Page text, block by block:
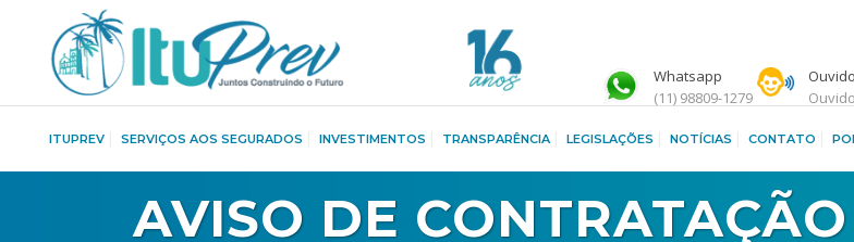
Whatsapp
(11) 98809-1279
ITUPREV SERVIÇOS AOS SEGURADOS INVESTIMENTOS TRANSPARÊNCIA LEGISLAÇÕES NOTÍCIAS CONTATO
AVISO DE